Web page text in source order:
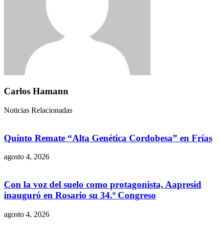
Carlos Hamann
Noticias Relacionadas
Quinto Remate “Alta Genética Cordobesa” en Frías
agosto 4, 2026
Con la voz del suelo como protagonista, Aapresid
inauguró en Rosario su 34.º Congreso
agosto 4, 2026